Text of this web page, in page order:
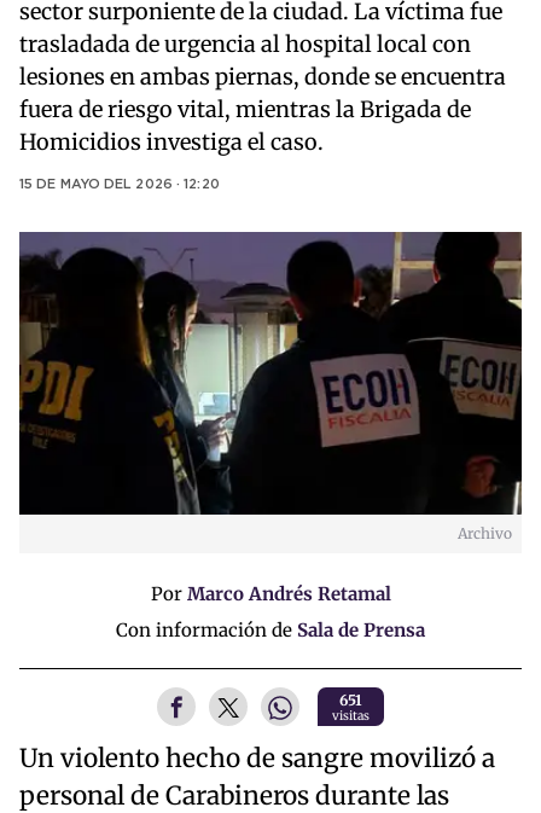
sector surponiente de la ciudad. La víctima fue
trasladada de urgencia al hospital local con
lesiones en ambas piernas, donde se encuentra
fuera de riesgo vital, mientras la Brigada de
Homicidios investiga el caso.
15 DE MAYO DEL 2026 · 12:20
Archivo
Por Marco Andrés Retamal
Con información de Sala de Prensa
651
visitas
Un violento hecho de sangre movilizó a
personal de Carabineros durante las